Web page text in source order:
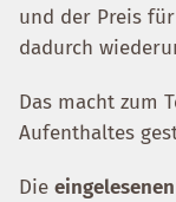
und der Preis
dadurch
Das macht zum
Aufenthaltes
Die